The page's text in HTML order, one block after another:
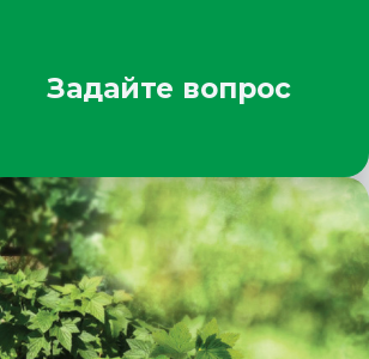
Задайте вопрос